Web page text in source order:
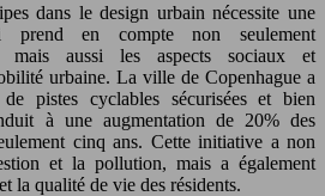
dans le design urbain nécessite une
prend en compte non seulement
mais aussi les aspects sociaux et
urbaine. La ville de Copenhague a
pistes cyclables sécurisées et bien
à une augmentation de 20% des
cinq ans. Cette initiative a non
et la pollution, mais a également
la qualité de vie des résidents.